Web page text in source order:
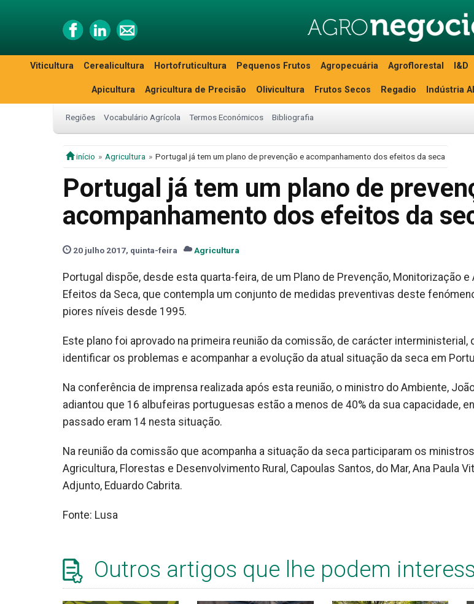
Viticultura Cerealicultura Hortofruticultura Pequenos Frutos Agropecuária Agroflorestal I&D
Apicultura Agricultura de Precisão Olivicultura Frutos Secos Regadio Indústria
Regiões Vocabulário Agrícola Termos Económicos Bibliografia
início Agricultura Portugal já tem um plano de prevenção e acompanhamento dos efeitos da seca
Portugal já tem um plano de
acompanhamento dos efeitos da
20 julho 2017, quinta-feira Agricultura
Portugal dispõe, desde esta quarta-feira, de um Plano de Prevenção, Monitorização
Efeitos da Seca, que contempla um conjunto de medidas preventivas deste
piores níveis desde 1995.
Este plano foi aprovado na primeira reunião da comissão, de carácter interministerial,
identificar os problemas e acompanhar a evolução da atual situação da seca em
Na conferência de imprensa realizada após esta reunião, o ministro do Ambiente,
adiantou que 16 albufeiras portuguesas estão a menos de 40% da sua capacidade,
passado eram 14 nesta situação.
Na reunião da comissão que acompanha a situação da seca participaram os
Agricultura, Florestas e Desenvolvimento Rural, Capoulas Santos, do Mar, Ana Paula
Adjunto, Eduardo Cabrita.
Fonte: Lusa
Outros artigos que lhe podem